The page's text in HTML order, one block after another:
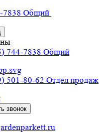
7838 Общий
744-7838 Общий
501-80-62 Отдел продаж
звонок